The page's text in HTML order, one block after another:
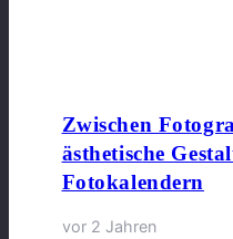
Zwischen
ästhetische
Fotokalendern
vor 2 Jahren